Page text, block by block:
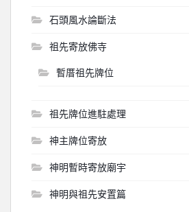
石頭風水論斷法
祖先寄放佛寺
暫厝祖先牌位
祖先牌位進駐處理
神主牌位寄放
神明暫時寄放廟宇
神明與祖先安置篇